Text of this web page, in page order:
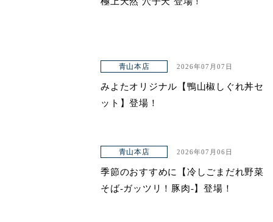
青山本店 2026年07月07日
みよたオリジナル【鴨山椒しぐれ丼セ
ット】登場！
青山本店 2026年07月06日
季節のおすすめに【冷しごまだれ野菜
そば-ガッツリ！豚肉-】登場！